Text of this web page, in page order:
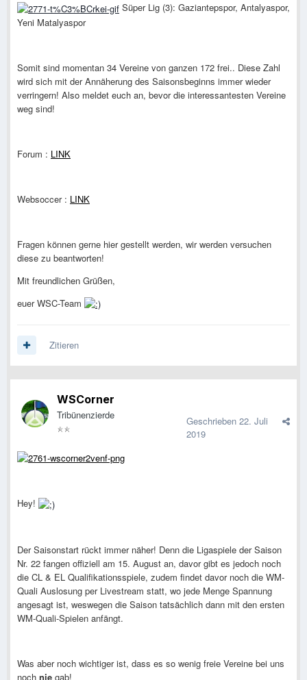
Süper Lig (3): Gaziantepspor, Antalyaspor,
Yeni Matalyaspor
Somit sind momentan 34 Vereine von ganzen 172 frei.. Diese Zahl
wird sich mit der Annäherung des Saisonsbeginns immer wieder
verringern! Also meldet euch an, bevor die interessantesten Vereine
weg sind!
Forum : LINK
Websoccer : LINK
Fragen können gerne hier gestellt werden, wir werden versuchen
diese zu beantworten!
Mit freundlichen Grüßen,
euer WSC-Team
Zitieren
WSCorner
Tribünenzierde Geschrieben 22. Juli
2019
Hey!
Der Saisonstart rückt immer näher! Denn die Ligaspiele der Saison
Nr. 22 fangen offiziell am 15. August an, davor gibt es jedoch noch
die CL & EL Qualifikationsspiele, zudem findet davor noch die WM-
Quali Auslosung per Livestream statt, wo jede Menge Spannung
angesagt ist, weswegen die Saison tatsächlich dann mit den ersten
WM-Quali-Spielen anfängt.
Was aber noch wichtiger ist, dass es so wenig freie Vereine bei uns
noch nie gab!